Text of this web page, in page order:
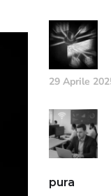
29 Aprile
pura